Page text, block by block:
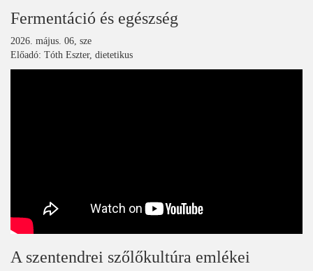
Fermentáció és egészség
2026. május. 06, sze
Előadó: Tóth Eszter, dietetikus
A szentendrei szőlőkultúra emlékei